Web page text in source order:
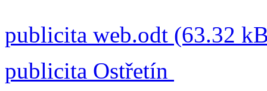
publicita web.odt (63.32
publicita Ostřetín